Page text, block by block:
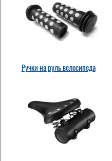
Ручки на руль велосипеда